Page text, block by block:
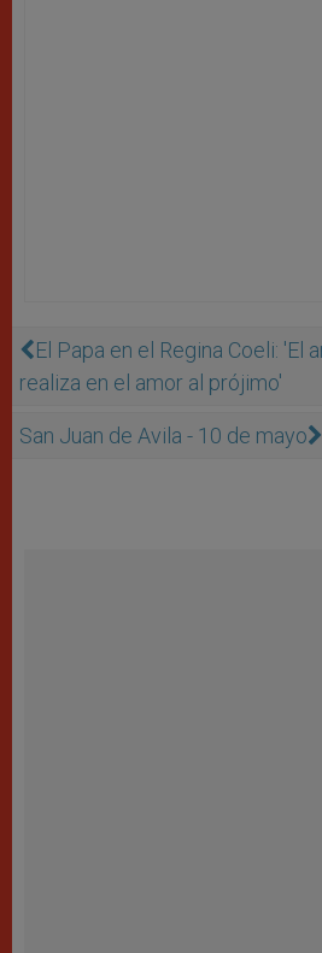
El Papa en el Regina Coeli: 'El
realiza en el amor al prójimo'
San Juan de Avila - 10 de mayo